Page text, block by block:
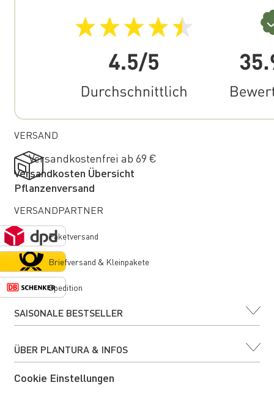
SAISONALE BESTSELLER
ÜBER PLANTURA & INFOS
Cookie Einstellungen
VERSAND
Versandkostenfrei ab 69 €
Versandkosten Übersicht
Pflanzenversand
VERSANDPARTNER
Paketversand
Briefversand & Kleinpakete
Spedition